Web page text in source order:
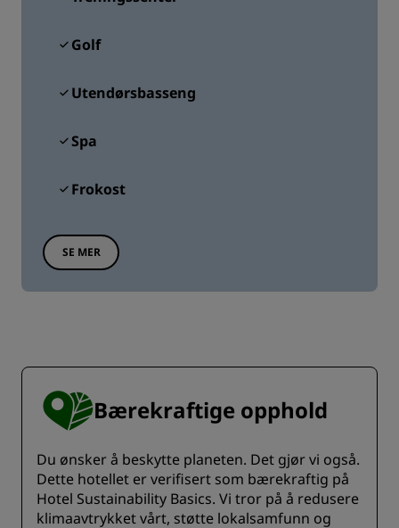
Golf
Utendørsbasseng
Spa
Frokost
SE MER
Bærekraftige opphold
Du ønsker å beskytte planeten. Det gjør vi også.
Dette hotellet er verifisert som bærekraftig på
Hotel Sustainability Basics. Vi tror på å redusere
klimaavtrykket vårt, støtte lokalsamfunn og